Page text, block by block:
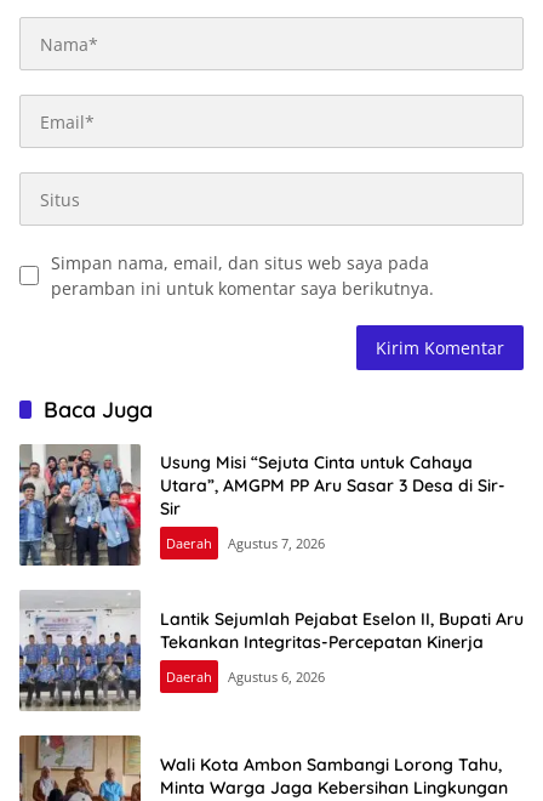
Simpan nama, email, dan situs web saya pada
peramban ini untuk komentar saya berikutnya.
Baca Juga
Usung Misi “Sejuta Cinta untuk Cahaya
Utara”, AMGPM PP Aru Sasar 3 Desa di Sir-
Sir
Daerah Agustus 7, 2026
Lantik Sejumlah Pejabat Eselon II, Bupati Aru
Tekankan Integritas-Percepatan Kinerja
Daerah Agustus 6, 2026
Wali Kota Ambon Sambangi Lorong Tahu,
Minta Warga Jaga Kebersihan Lingkungan